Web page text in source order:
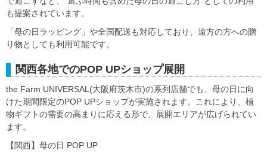
も提案されています。
「母の日ラッピング」や全国配送も対応しており、遠方の方への贈
り物としても利用可能です。
関西各地でのPOP UPショップ展開
the Farm UNIVERSAL(大阪府茨木市)の系列店舗でも、母の日に向
けた期間限定のPOP UPショップが実施されます。これにより、植
物ギフトの需要の高まりに応える形で、展開エリアが広げられてい
ます。
【関西】母の日 POP UP